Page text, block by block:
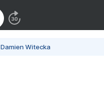
Witecka